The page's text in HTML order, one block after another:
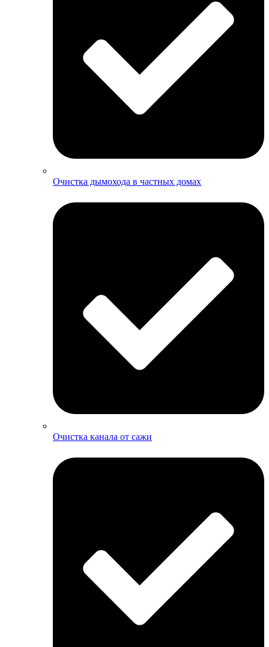
Очистка дымохода в частных домах
Очистка канала от сажи